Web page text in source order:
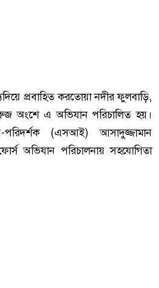
প্রবাহিত করতোয়া নদীর ফুলবাড়ি,
অংশে এ অভিযান পরিচালিত হয়।
পরিদর্শক (এসআই) আসাদুজ্জামান
অভিযান পরিচালনায় সহযোগিতা